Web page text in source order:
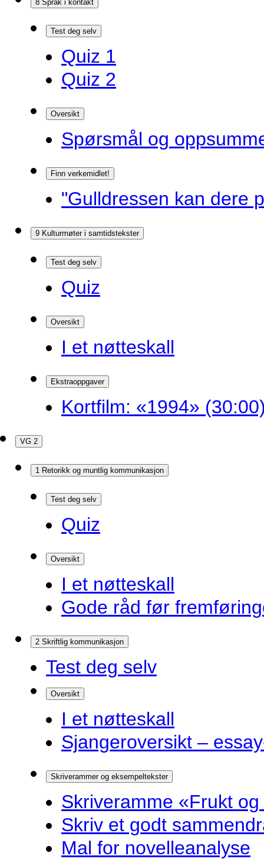
8 Språk i kontakt
Test deg selv
Quiz 1
Quiz 2
Oversikt
Spørsmål og
Finn verkemidlet!
"Gulldressen kan dere
9 Kulturmøter i samtidstekster
Test deg selv
Quiz
Oversikt
I et nøtteskall
Ekstraoppgaver
Kortfilm: «1994»
VG 2
1 Retorikk og muntlig kommunikasjon
Test deg selv
Quiz
Oversikt
I et nøtteskall
Gode råd før
2 Skriftlig kommunikasjon
Test deg selv
Oversikt
I et nøtteskall
Sjangeroversikt –
Skriverammer og eksempeltekster
Skriveramme «Frukt
Skriv et godt
Mal for novelleanalyse